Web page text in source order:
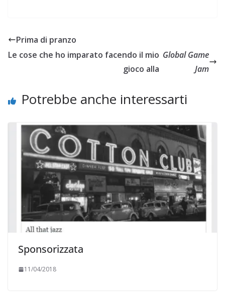
Prima di pranzo
Le cose che ho imparato facendo il mio
gioco alla
Global Game
Jam
Potrebbe anche interessarti
Sponsorizzata
11/04/2018